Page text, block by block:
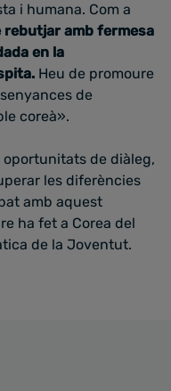
i humana. Com a
rebutjar amb fermesa
en la
Heu de promoure
de
coreà».
de diàleg,
les diferències
amb aquest
ha fet a Corea del
de la Joventut.